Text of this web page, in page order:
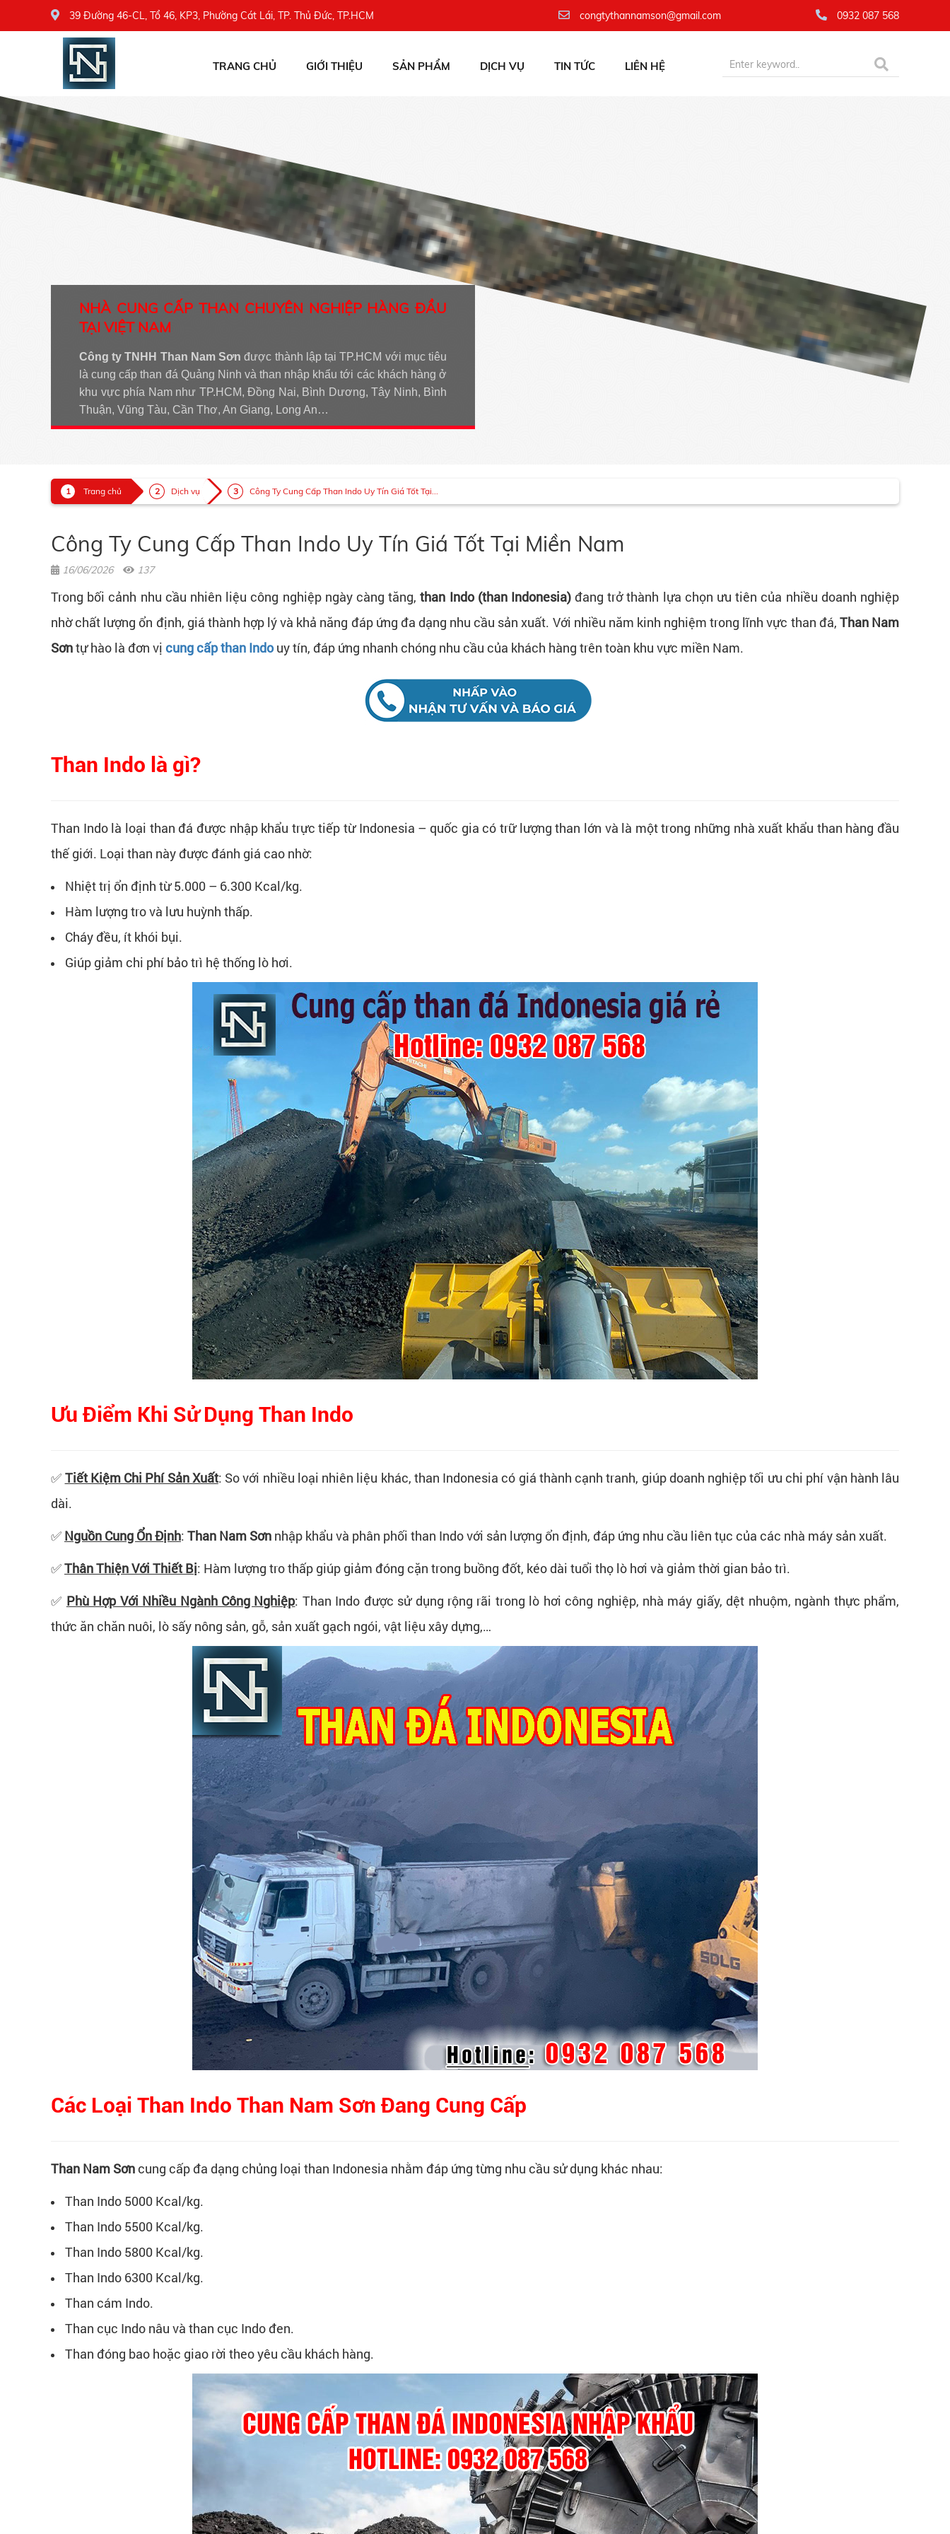
39 Đường 46-CL, Tổ 46, KP3, Phường Cát Lái, TP. Thủ Đức, TP.HCM congtythannamson@gmail.com 0932 087 568
TRANG CHỦ GIỚI THIỆU SẢN PHẨM DỊCH VỤ TIN TỨC LIÊN HỆ
NHÀ CUNG CẤP THAN CHUYÊN NGHIỆP HÀNG ĐẦU
TẠI VIỆT NAM
Công ty TNHH Than Nam Sơnđược thành lập tại TP.HCM với mục tiêu
là cung cấp than đá Quảng Ninh và than nhập khẩu tới các khách hàng ở
khu vực phía Nam như TP.HCM, Đồng Nai, Bình Dương, Tây Ninh, Bình
Thuận, Vũng Tàu, Cần Thơ, An Giang, Long An…
Trang chủ Dịch vụ Công Ty Cung Cấp Than Indo Uy Tín Giá Tốt Tại...
Công Ty Cung Cấp Than Indo Uy Tín Giá Tốt Tại Miền Nam
16/06/2026 137
Trong bối cảnh nhu cầu nhiên liệu công nghiệp ngày càng tăng,than Indo (than Indonesia)đang trở thành lựa chọn ưu tiên của nhiều doanh nghiệp
nhờ chất lượng ổn định, giá thành hợp lý và khả năng đáp ứng đa dạng nhu cầu sản xuất. Với nhiều năm kinh nghiệm trong lĩnh vực than đá, Than Nam
Sơntự hào là đơn vị cung cấp than Indo uy tín, đáp ứng nhanh chóng nhu cầu của khách hàng trên toàn khu vực miền Nam.
Than Indo là gì?
Than Indo là loại than đá được nhập khẩu trực tiếp từ Indonesia – quốc gia có trữ lượng than lớn và là một trong những nhà xuất khẩu than hàng đầu
thế giới. Loại than này được đánh giá cao nhờ:
Nhiệt trị ổn định từ 5.000 – 6.300 Kcal/kg.
Hàm lượng tro và lưu huỳnh thấp.
Cháy đều, ít khói bụi.
Giúp giảm chi phí bảo trì hệ thống lò hơi.
Ưu Điểm Khi Sử Dụng Than Indo
✅ Tiết Kiệm Chi Phí Sản Xuất: So với nhiều loại nhiên liệu khác, than Indonesia có giá thành cạnh tranh, giúp doanh nghiệp tối ưu chi phí vận hành lâu
dài.
✅ Nguồn Cung Ổn Định: Than Nam Sơn nhập khẩu và phân phối than Indo với sản lượng ổn định, đáp ứng nhu cầu liên tục của các nhà máy sản xuất.
✅Thân Thiện Với Thiết Bị: Hàm lượng tro thấp giúp giảm đóng cặn trong buồng đốt, kéo dài tuổi thọ lò hơi và giảm thời gian bảo trì.
✅ Phù Hợp Với Nhiều Ngành Công Nghiệp: Than Indo được sử dụng rộng rãi trong lò hơi công nghiệp, nhà máy giấy, dệt nhuộm, ngành thực phẩm,
thức ăn chăn nuôi, lò sấy nông sản, gỗ, sản xuất gạch ngói, vật liệu xây dựng,…
Các Loại Than Indo Than Nam Sơn Đang Cung Cấp
Than Nam Sơncung cấp đa dạng chủng loại than Indonesia nhằm đáp ứng từng nhu cầu sử dụng khác nhau:
Than Indo 5000 Kcal/kg.
Than Indo 5500 Kcal/kg.
Than Indo 5800 Kcal/kg.
Than Indo 6300 Kcal/kg.
Than cám Indo.
Than cục Indo nâu và than cục Indo đen.
Than đóng bao hoặc giao rời theo yêu cầu khách hàng.